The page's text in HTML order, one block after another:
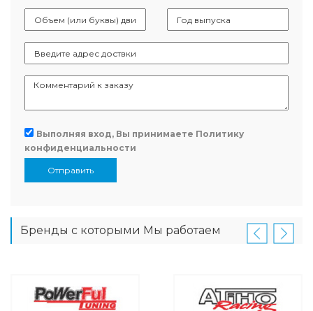
Выполняя вход, Вы принимаете Политику
конфиденциальности
Отправить
Бренды с которыми Мы работаем